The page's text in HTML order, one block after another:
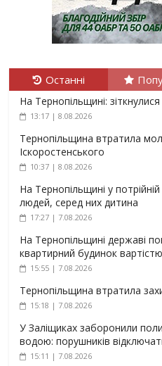
Останні
На Тернопільщині:
13:17 | 8.08.2026
Тернопільщина втратила
Іскоростенського
10:37 | 8.08.2026
На Тернопільщині у
людей, серед них дитина
17:27 | 7.08.2026
На Тернопільщині державі
квартирний будинок
15:55 | 7.08.2026
Тернопільщина втратила
15:18 | 7.08.2026
У Заліщиках заборонили
водою: порушників
15:11 | 7.08.2026